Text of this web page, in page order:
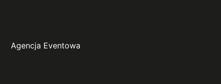
Agencja Eventowa